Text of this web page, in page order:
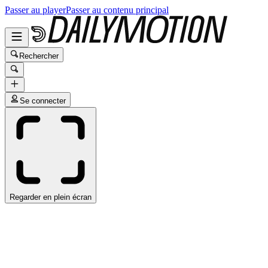
Passer au playerPasser au contenu principal
Rechercher
Se connecter
Regarder en plein écran